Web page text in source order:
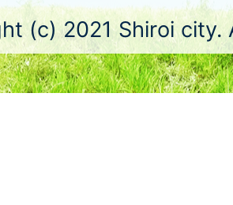
(c) 2021 Shiroi city.